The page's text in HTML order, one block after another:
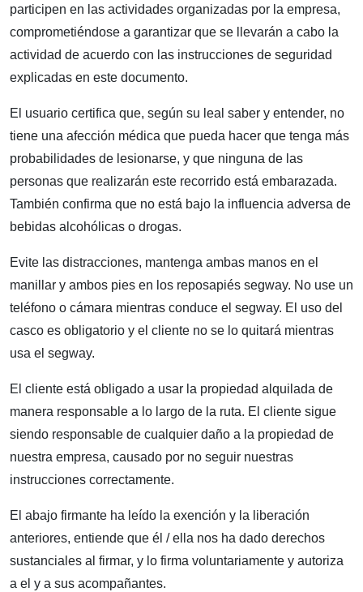
participen en las actividades organizadas por la empresa,
comprometiéndose a garantizar que se llevarán a cabo la
actividad de acuerdo con las instrucciones de seguridad
explicadas en este documento.
El usuario certifica que, según su leal saber y entender, no
tiene una afección médica que pueda hacer que tenga más
probabilidades de lesionarse, y que ninguna de las
personas que realizarán este recorrido está embarazada.
También confirma que no está bajo la influencia adversa de
bebidas alcohólicas o drogas.
Evite las distracciones, mantenga ambas manos en el
manillar y ambos pies en los reposapiés segway. No use un
teléfono o cámara mientras conduce el segway. El uso del
casco es obligatorio y el cliente no se lo quitará mientras
usa el segway.
El cliente está obligado a usar la propiedad alquilada de
manera responsable a lo largo de la ruta. El cliente sigue
siendo responsable de cualquier daño a la propiedad de
nuestra empresa, causado por no seguir nuestras
instrucciones correctamente.
El abajo firmante ha leído la exención y la liberación
anteriores, entiende que él / ella nos ha dado derechos
sustanciales al firmar, y lo firma voluntariamente y autoriza
a el y a sus acompañantes.